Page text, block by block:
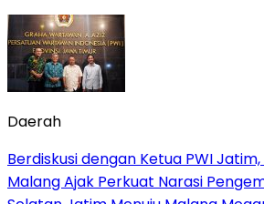
Daerah
Berdiskusi dengan Ketua PWI
Malang Ajak Perkuat Narasi